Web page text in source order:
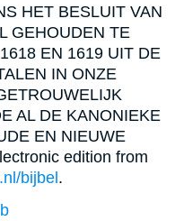
HET BESLUIT VAN
GEHOUDEN TE
EN 1619 UIT DE
IN ONZE
AL DE KANONIEKE
EN NIEUWE
edition from
bijbel .